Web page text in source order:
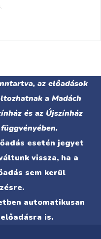
az előadások
a Madách
és az Újszínház
esetén jegyet
vissza, ha a
sem kerül
automatikusan
is.